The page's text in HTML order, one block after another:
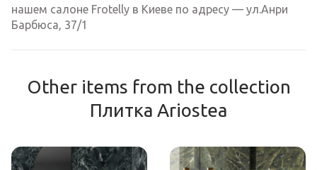
нашем салоне Frotelly в Киеве по адресу — ул.Анри
Барбюса, 37/1
Other items from the collection
Плитка Ariostea